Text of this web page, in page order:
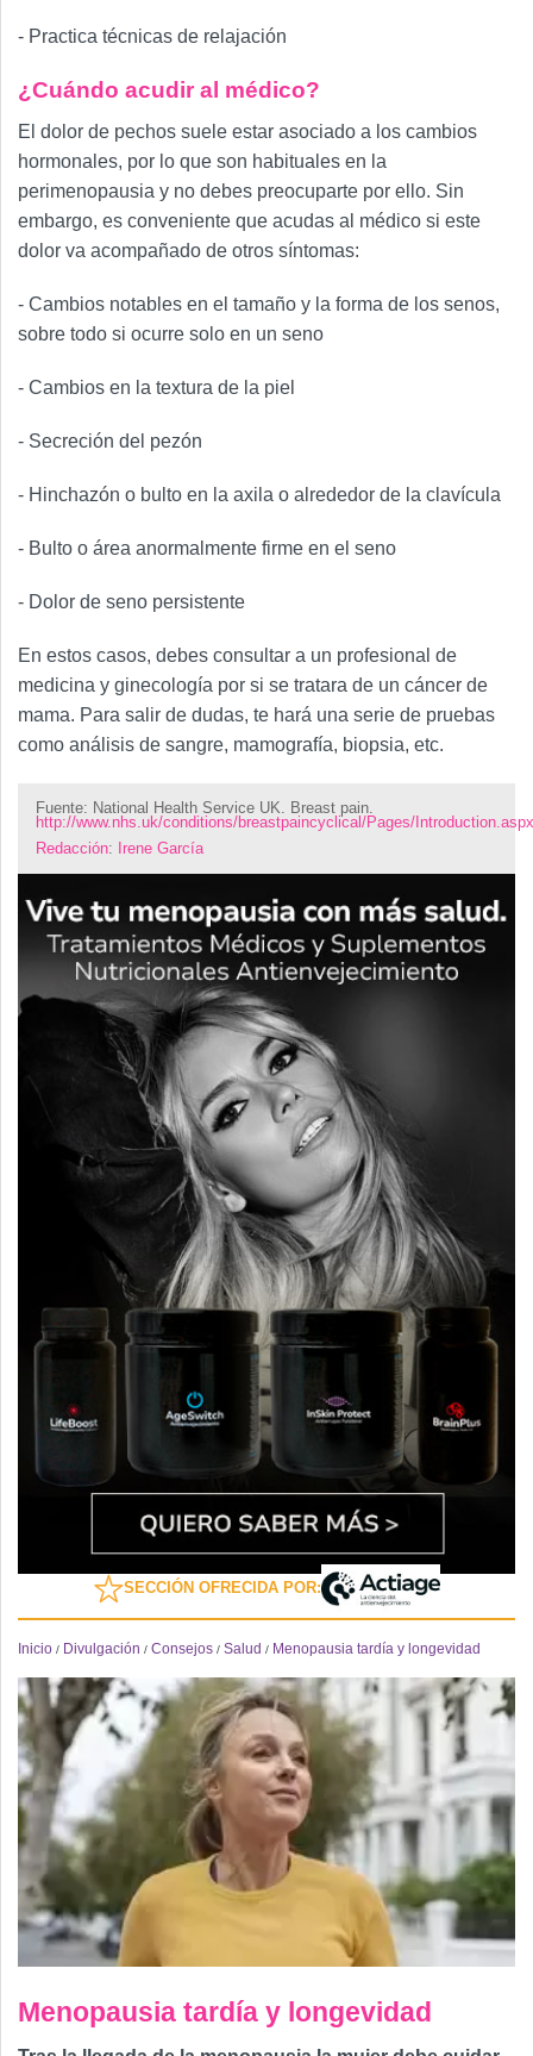
- Practica técnicas de relajación
¿Cuándo acudir al médico?
El dolor de pechos suele estar asociado a los cambios
hormonales, por lo que son habituales en la
perimenopausia y no debes preocuparte por ello. Sin
embargo, es conveniente que acudas al médico si este
dolor va acompañado de otros síntomas:
- Cambios notables en el tamaño y la forma de los senos,
sobre todo si ocurre solo en un seno
- Cambios en la textura de la piel
- Secreción del pezón
- Hinchazón o bulto en la axila o alrededor de la clavícula
- Bulto o área anormalmente firme en el seno
- Dolor de seno persistente
En estos casos, debes consultar a un profesional de
medicina y ginecología por si se tratara de un cáncer de
mama. Para salir de dudas, te hará una serie de pruebas
como análisis de sangre, mamografía, biopsia, etc.
Fuente: National Health Service UK. Breast pain.
http://www.nhs.uk/conditions/breastpaincyclical/Pages/Introduction.aspx
Redacción: Irene García
SECCIÓN OFRECIDA POR:
Inicio / Divulgación / Consejos / Salud / Menopausia tardía y longevidad
Menopausia tardía y longevidad